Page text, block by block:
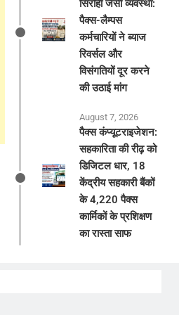
सिरोही जैसी व्यवस्था:
पैक्स-लैम्पस
कर्मचारियों ने ब्याज
रिवर्सल और
विसंगतियों दूर करने
की उठाई मांग
August 7, 2026
पैक्स कंप्यूटराइजेशन:
सहकारिता की रीढ़ को
डिजिटल धार, 18
केंद्रीय सहकारी बैंकों
के 4,220 पैक्स
कार्मिकों के प्रशिक्षण
का रास्ता साफ